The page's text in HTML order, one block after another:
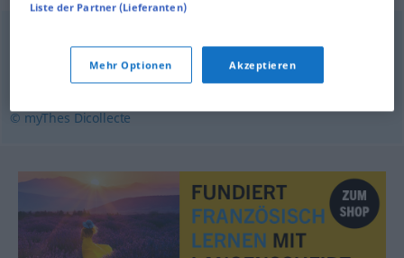
officiellement,notoirement visiblement,ouvertement
manifestement
© myThes Dicollecte
Liste der Partner (Lieferanten)
Mehr Optionen Akzeptieren